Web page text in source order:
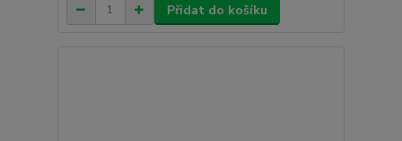
Přidat do košíku